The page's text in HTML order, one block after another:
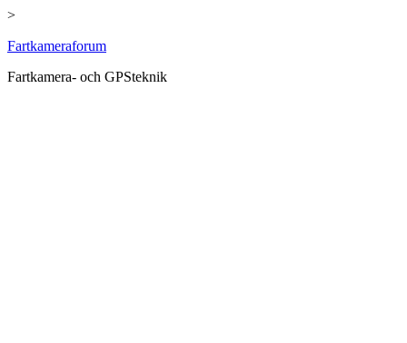
>
Hoppa
innehåll
Fartkameraforum
Fartkamera- och GPSteknik